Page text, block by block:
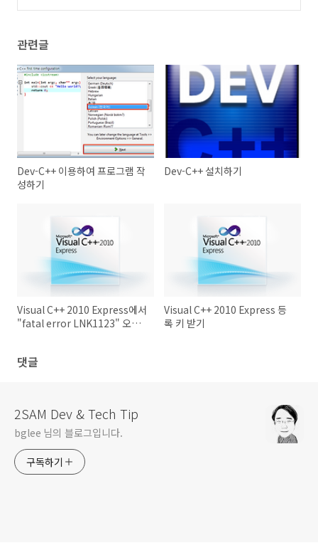
관련글
Dev-C++ 이용하여 프로그램 작
성하기
Dev-C++ 설치하기
Visual C++ 2010 Express에서
"fatal error LNK1123" 오류
Visual C++ 2010 Express 등
록 키 받기
댓글
2SAM Dev & Tech Tip
bglee 님의 블로그입니다.
구독하기